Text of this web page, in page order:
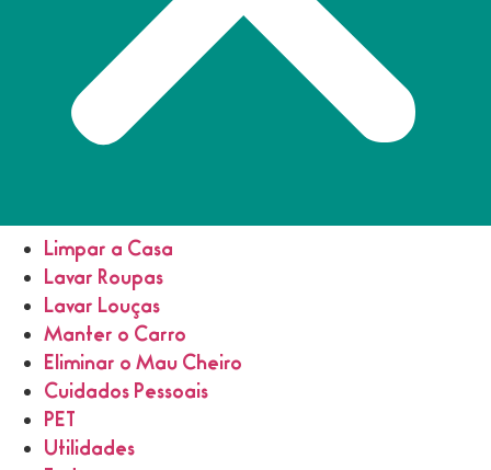
Limpar a Casa
Lavar Roupas
Lavar Louças
Manter o Carro
Eliminar o Mau Cheiro
Cuidados Pessoais
PET
Utilidades